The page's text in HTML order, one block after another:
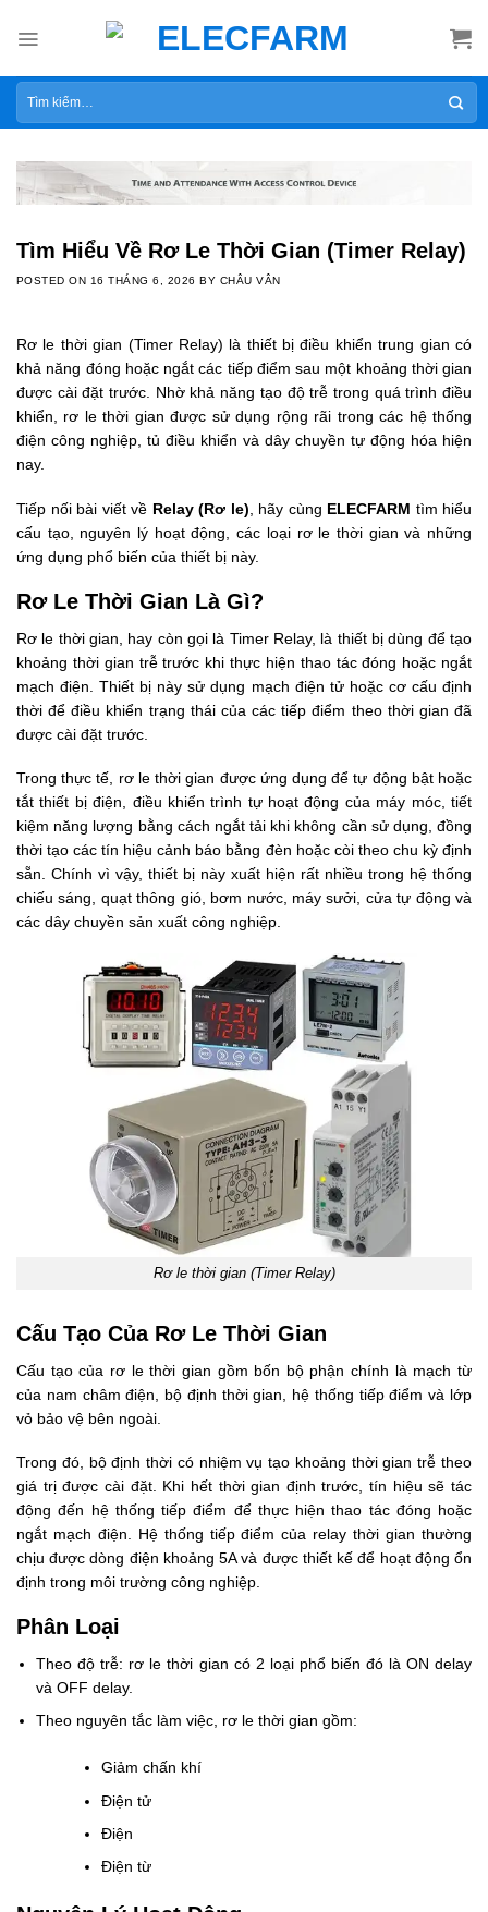
Tìm
kiếm:
Tìm Hiểu Về Rơ Le Thời Gian (Timer Relay)
POSTED ON 16 THÁNG 6, 2026 BY CHÂU VÂN
Rơ le thời gian (Timer Relay) là thiết bị điều khiển trung gian có
khả năng đóng hoặc ngắt các tiếp điểm sau một khoảng thời gian
được cài đặt trước. Nhờ khả năng tạo độ trễ trong quá trình điều
khiển, rơ le thời gian được sử dụng rộng rãi trong các hệ thống
điện công nghiệp, tủ điều khiển và dây chuyền tự động hóa hiện
nay.
Tiếp nối bài viết về Relay (Rơ le) , hãy cùng ELECFARM tìm hiểu
cấu tạo, nguyên lý hoạt động, các loại rơ le thời gian và những
ứng dụng phổ biến của thiết bị này.
Rơ Le Thời Gian Là Gì?
Rơ le thời gian, hay còn gọi là Timer Relay, là thiết bị dùng để tạo
khoảng thời gian trễ trước khi thực hiện thao tác đóng hoặc ngắt
mạch điện. Thiết bị này sử dụng mạch điện tử hoặc cơ cấu định
thời để điều khiển trạng thái của các tiếp điểm theo thời gian đã
được cài đặt trước.
Trong thực tế, rơ le thời gian được ứng dụng để tự động bật hoặc
tắt thiết bị điện, điều khiển trình tự hoạt động của máy móc, tiết
kiệm năng lượng bằng cách ngắt tải khi không cần sử dụng, đồng
thời tạo các tín hiệu cảnh báo bằng đèn hoặc còi theo chu kỳ định
sẵn. Chính vì vậy, thiết bị này xuất hiện rất nhiều trong hệ thống
chiếu sáng, quạt thông gió, bơm nước, máy sưởi, cửa tự động và
các dây chuyền sản xuất công nghiệp.
Rơ le thời gian (Timer Relay)
Cấu Tạo Của Rơ Le Thời Gian
Cấu tạo của rơ le thời gian gồm bốn bộ phận chính là mạch từ
của nam châm điện, bộ định thời gian, hệ thống tiếp điểm và lớp
vỏ bảo vệ bên ngoài.
Trong đó, bộ định thời có nhiệm vụ tạo khoảng thời gian trễ theo
giá trị được cài đặt. Khi hết thời gian định trước, tín hiệu sẽ tác
động đến hệ thống tiếp điểm để thực hiện thao tác đóng hoặc
ngắt mạch điện. Hệ thống tiếp điểm của relay thời gian thường
chịu được dòng điện khoảng 5A và được thiết kế để hoạt động ổn
định trong môi trường công nghiệp.
Phân Loại
Theo độ trễ: rơ le thời gian có 2 loại phổ biến đó là ON delay
và OFF delay.
Theo nguyên tắc làm việc, rơ le thời gian gồm:
Giảm chấn khí
Điện tử
Điện
Điện từ